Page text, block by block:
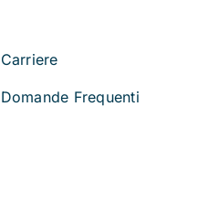
Carriere
Domande Frequenti